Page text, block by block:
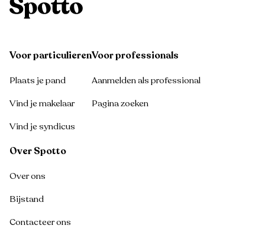
Voor particulieren
Plaats je pand
Vind je makelaar
Vind je syndicus
Voor professionals
Aanmelden als professional
Pagina zoeken
Over Spotto
Over ons
Bijstand
Contacteer ons